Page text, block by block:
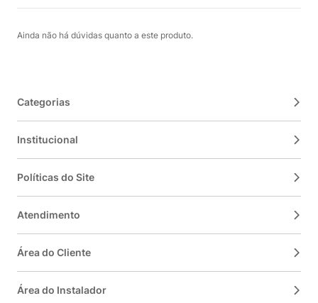
Ainda não há dúvidas quanto a este produto.
Categorias
Institucional
Políticas do Site
Atendimento
Área do Cliente
Área do Instalador